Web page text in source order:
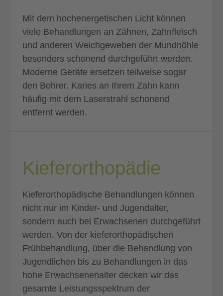
Mit dem hochenergetischen Licht können
vie­le Behandlungen an Zähnen, Zahnfleisch
und anderen Weichgeweben der Mundhöhle
besonders schonend durchgeführt werden.
Moderne Geräte ersetzen teilweise sogar
den Bohrer. Karies an Ihrem Zahn kann
häufig mit dem Laserstrahl schonend
entfernt werden.
Kieferorthopädie
Kieferorthopädische Behandlungen können
nicht nur im Kinder- und Jugendalter,
sondern auch bei Erwachsenen durchgeführt
werden. Von der kieferorthopädischen
Frühbehandlung, über die Behandlung von
Jugendlichen bis zu Behandlungen in das
hohe Erwachsenenalter decken wir das
gesamte Leistungsspektrum der